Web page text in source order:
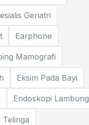
Geriatri
Earphone
Mamografi
Eksim Pada Bayi
Endoskopi Lambung
Telinga